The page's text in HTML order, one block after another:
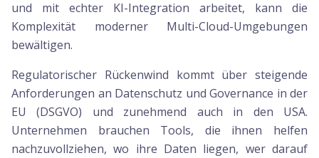
und mit echter KI-Integration arbeitet, kann die
Komplexität moderner Multi-Cloud-Umgebungen
bewältigen.
Regulatorischer Rückenwind kommt über steigende
Anforderungen an Datenschutz und Governance in der
EU (DSGVO) und zunehmend auch in den USA.
Unternehmen brauchen Tools, die ihnen helfen
nachzuvollziehen, wo ihre Daten liegen, wer darauf